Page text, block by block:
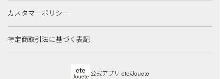
カスタマーポリシー
特定商取引法に基づく表記
公式アプリ ete/Jouete